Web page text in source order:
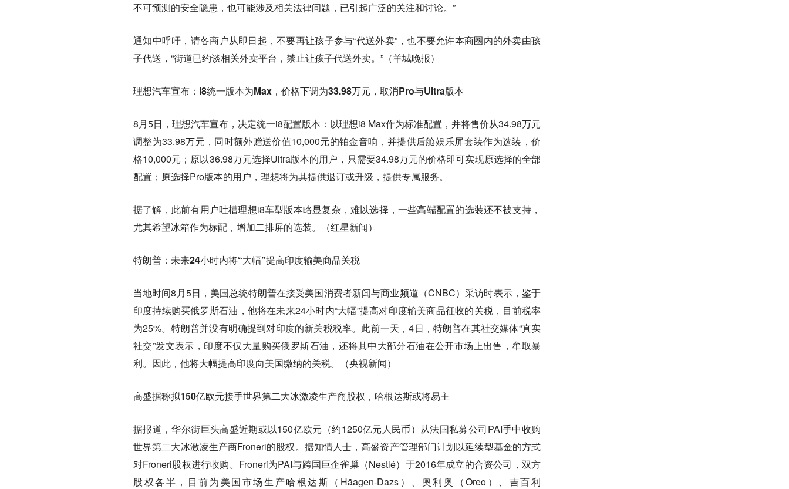
不可预测的安全隐患，也可能涉及相关法律问题，已引起广泛的关注和讨论。”
通知中呼吁，请各商户从即日起，不要再让孩子参与“代送外卖”，也不要允许本商圈内的外卖由孩
子代送，“街道已约谈相关外卖平台，禁止让孩子代送外卖。”（羊城晚报）
理想汽车宣布：i8统一版本为Max，价格下调为33.98万元，取消Pro与Ultra版本
8月5日，理想汽车宣布，决定统一i8配置版本：以理想i8 Max作为标准配置，并将售价从34.98万元
调整为33.98万元，同时额外赠送价值10,000元的铂金音响，并提供后舱娱乐屏套装作为选装，价
格10,000元；原以36.98万元选择Ultra版本的用户，只需要34.98万元的价格即可实现原选择的全部
配置；原选择Pro版本的用户，理想将为其提供退订或升级，提供专属服务。
据了解，此前有用户吐槽理想i8车型版本略显复杂，难以选择，一些高端配置的选装还不被支持，
尤其希望冰箱作为标配，增加二排屏的选装。（红星新闻）
特朗普：未来24小时内将“大幅”提高印度输美商品关税
当地时间8月5日，美国总统特朗普在接受美国消费者新闻与商业频道（CNBC）采访时表示，鉴于
印度持续购买俄罗斯石油，他将在未来24小时内“大幅”提高对印度输美商品征收的关税，目前税率
为25%。特朗普并没有明确提到对印度的新关税税率。此前一天，4日，特朗普在其社交媒体“真实
社交”发文表示，印度不仅大量购买俄罗斯石油，还将其中大部分石油在公开市场上出售，牟取暴
利。因此，他将大幅提高印度向美国缴纳的关税。（央视新闻）
高盛据称拟150亿欧元接手世界第二大冰激凌生产商股权，哈根达斯或将易主
据报道，华尔街巨头高盛近期或以150亿欧元（约1250亿元人民币）从法国私募公司PAI手中收购
世界第二大冰激凌生产商Froneri的股权。据知情人士，高盛资产管理部门计划以延续型基金的方式
对Froneri股权进行收购。Froneri为PAI与跨国巨企雀巢（Nestlé）于2016年成立的合资公司，双方
股权各半，目前为美国市场生产哈根达斯（Häagen-Dazs）、奥利奥（Oreo）、吉百利